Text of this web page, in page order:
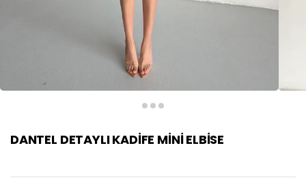
DANTEL DETAYLI KADİFE MİNİ ELBİSE